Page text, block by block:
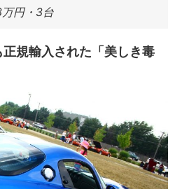
円・3台
規輸入された「美しき毒